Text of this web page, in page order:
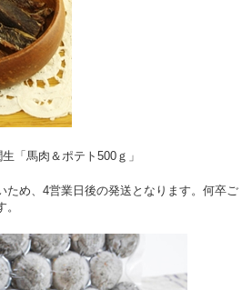
「馬肉＆ポテト500ｇ」
め、4営業日後の発送となります。何卒ご